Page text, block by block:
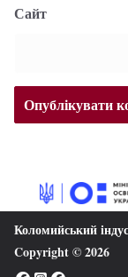
Сайт
Коломийський
Copyright © 2026